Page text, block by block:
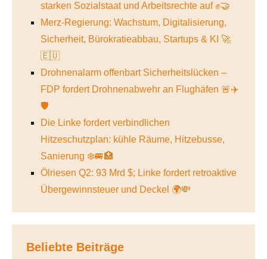
starken Sozialstaat und Arbeitsrechte auf ✊🤝
Merz-Regierung: Wachstum, Digitalisierung,
Sicherheit, Bürokratieabbau, Startups & KI 🚀
🇪🇺
Drohnenalarm offenbart Sicherheitslücken –
FDP fordert Drohnenabwehr an Flughäfen 🚨✈️
🛡️
Die Linke fordert verbindlichen
Hitzeschutzplan: kühle Räume, Hitzebusse,
Sanierung ❄️🚐🏥
Ölriesen Q2: 93 Mrd $; Linke fordert retroaktive
Übergewinnsteuer und Deckel 🌍💸
Beliebte Beiträge